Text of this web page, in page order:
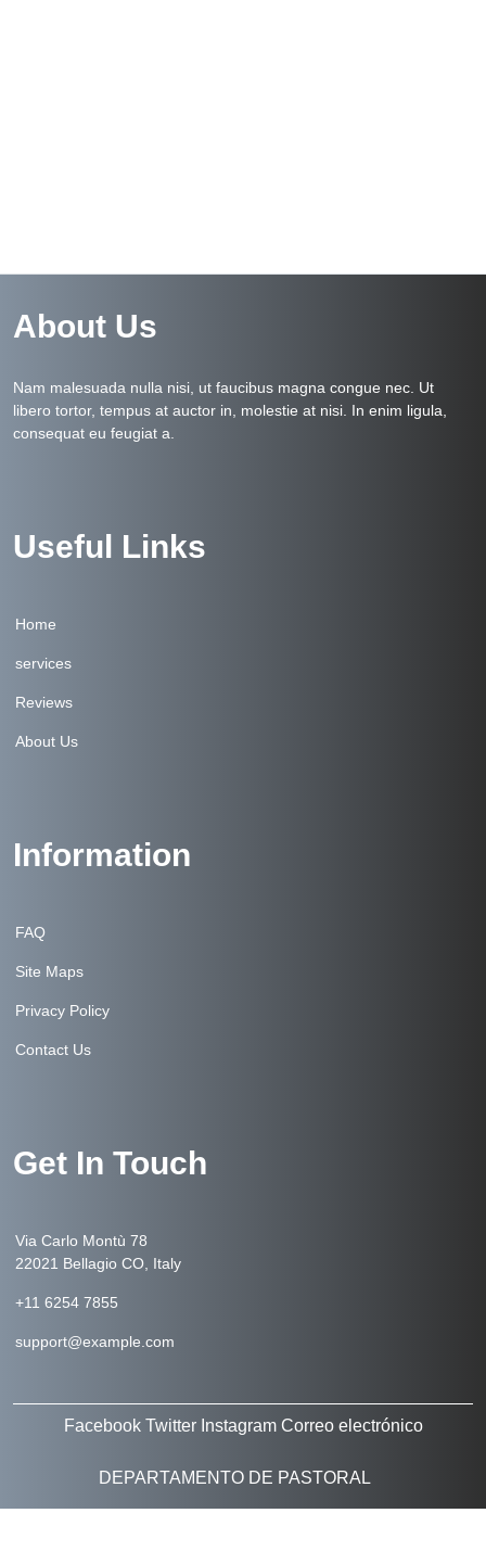
About Us
Nam malesuada nulla nisi, ut faucibus magna congue nec. Ut
libero tortor, tempus at auctor in, molestie at nisi. In enim ligula,
consequat eu feugiat a.
Useful Links
Home
services
Reviews
About Us
Information
FAQ
Site Maps
Privacy Policy
Contact Us
Get In Touch
Via Carlo Montù 78
22021 Bellagio CO, Italy
+11 6254 7855
support@example.com
Facebook Twitter Instagram Correo electrónico
DEPARTAMENTO DE PASTORAL